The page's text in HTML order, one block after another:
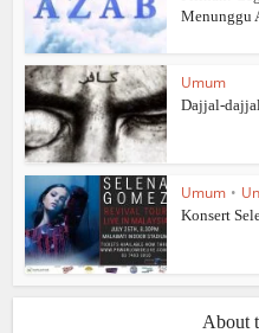
Menunggu
Umum
Dajjal-
Umum •
Konsert
About